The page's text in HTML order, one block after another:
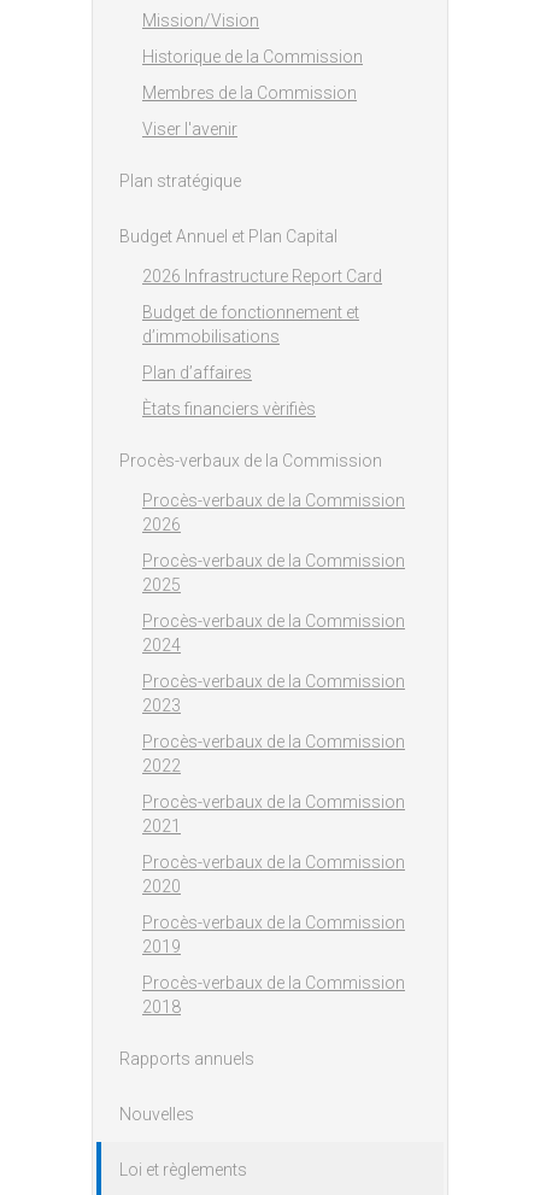
Mission/Vision
Historique de la Commission
Membres de la Commission
Viser l'avenir
Plan stratégique
Budget Annuel et Plan Capital
2026 Infrastructure Report Card
Budget de fonctionnement et
d’immobilisations
Plan d’affaires
Ètats financiers vèrifiès
Procès-verbaux de la Commission
Procès-verbaux de la Commission
2026
Procès-verbaux de la Commission
2025
Procès-verbaux de la Commission
2024
Procès-verbaux de la Commission
2023
Procès-verbaux de la Commission
2022
Procès-verbaux de la Commission
2021
Procès-verbaux de la Commission
2020
Procès-verbaux de la Commission
2019
Procès-verbaux de la Commission
2018
Rapports annuels
Nouvelles
Loi et règlements